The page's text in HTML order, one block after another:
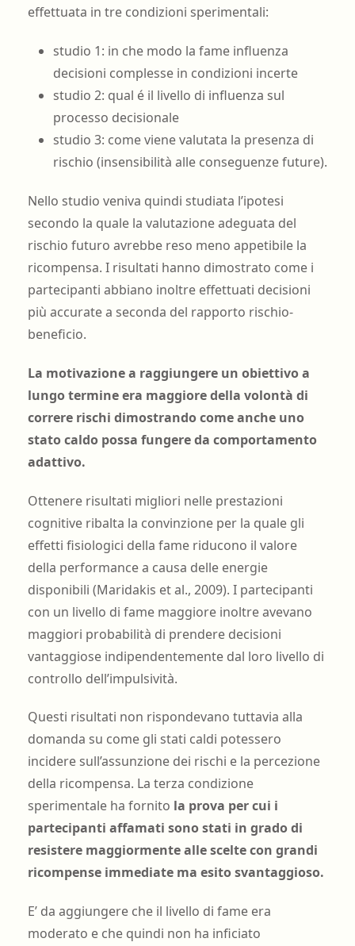
effettuata in tre condizioni sperimentali:
studio 1: in che modo la fame influenza
decisioni complesse in condizioni incerte
studio 2: qual é il livello di influenza sul
processo decisionale
studio 3: come viene valutata la presenza di
rischio (insensibilità alle conseguenze future).
Nello studio veniva quindi studiata l’ipotesi
secondo la quale la valutazione adeguata del
rischio futuro avrebbe reso meno appetibile la
ricompensa. I risultati hanno dimostrato come i
partecipanti abbiano inoltre effettuati decisioni
più accurate a seconda del rapporto rischio-
beneficio.
La motivazione a raggiungere un obiettivo a
lungo termine era maggiore della volontà di
correre rischi dimostrando come anche uno
stato caldo possa fungere da comportamento
adattivo.
Ottenere risultati migliori nelle prestazioni
cognitive ribalta la convinzione per la quale gli
effetti fisiologici della fame riducono il valore
della performance a causa delle energie
disponibili (Maridakis et al., 2009). I partecipanti
con un livello di fame maggiore inoltre avevano
maggiori probabilità di prendere decisioni
vantaggiose indipendentemente dal loro livello di
controllo dell’impulsività.
Questi risultati non rispondevano tuttavia alla
domanda su come gli stati caldi potessero
incidere sull’assunzione dei rischi e la percezione
della ricompensa. La terza condizione
sperimentale ha fornito la prova per cui i
partecipanti affamati sono stati in grado di
resistere maggiormente alle scelte con grandi
ricompense immediate ma esito svantaggioso.
E’ da aggiungere che il livello di fame era
moderato e che quindi non ha inficiato